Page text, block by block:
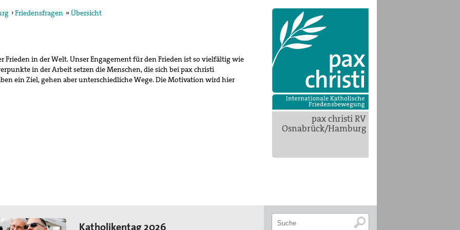
pax christi RV
Osnabrück/Hamburg
›Friedensfragen »Übersicht
Frieden in der Welt. Unser Engagement für den Frieden ist so vielfältig wie
in der Arbeit setzen die Menschen, die sich bei pax christi
ein Ziel, gehen aber unterschiedliche Wege. Die Motivation wird hier
in der
und arbeitet in
Konzils.
Katholikentag 2026